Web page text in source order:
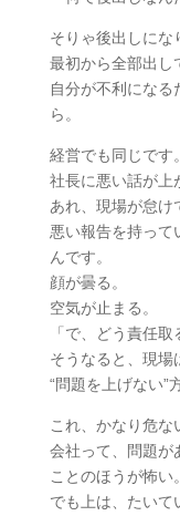
そりゃ後出しにな
最初から全部出し
自分が不利にな
ら。
経営でも同じです。
社長に悪い話が上
あれ、現場が怠け
悪い報告を持って
んです。
顔が曇る。
空気が止まる。
「で、どう責任取
そうなると、現場
“問題を上げない”
これ、かなり危な
会社って、問題が
ことのほうが怖い。
でも上は、たいて